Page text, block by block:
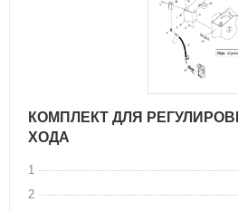
КОМПЛЕКТ ДЛЯ
ХОДА
1
2